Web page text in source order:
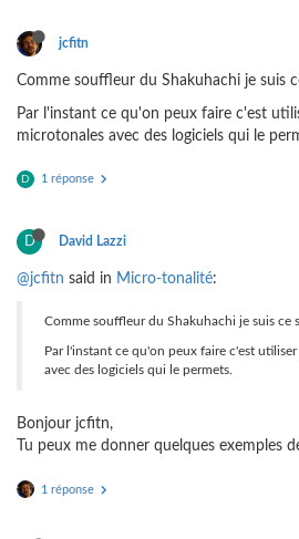
jcfitn
Comme souffleur du Shakuhachi je suis
Par l'instant ce qu'on peux faire c'est
microtonales avec des logiciels qui le
D 1 réponse
D David Lazzi
@jcfitn said in Micro-tonalité:
Comme souffleur du Shakuhachi je suis ce
Par l'instant ce qu'on peux faire c'est
avec des logiciels qui le permets.
Bonjour jcfitn,
Tu peux me donner quelques exemples
1 réponse